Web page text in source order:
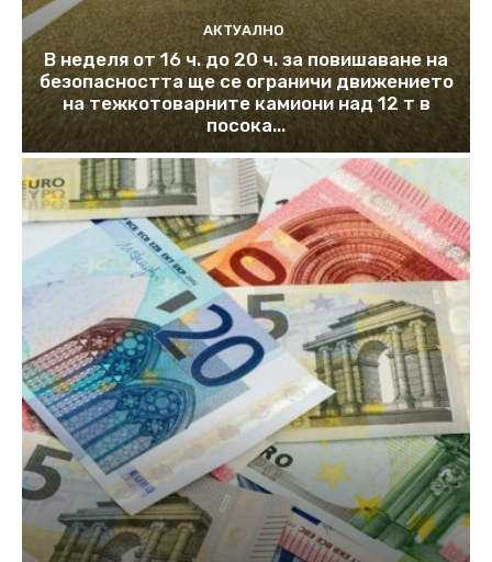
АКТУАЛНО
В неделя от 16 ч. до 20 ч. за повишаване на
безопасността ще се ограничи движението
на тежкотоварните камиони над 12 т в
посока...